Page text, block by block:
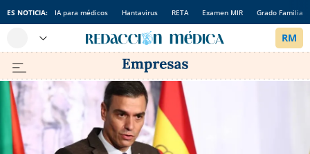
ES NOTICIA: IA para médicos Hantavirus RETA Examen MIR Grado Familia